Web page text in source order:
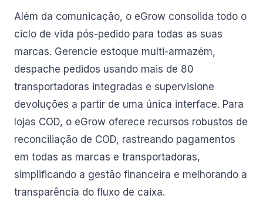
Além da comunicação, o eGrow consolida todo o
ciclo de vida pós-pedido para todas as suas
marcas. Gerencie estoque multi-armazém,
despache pedidos usando mais de 80
transportadoras integradas e supervisione
devoluções a partir de uma única interface. Para
lojas COD, o eGrow oferece recursos robustos de
reconciliação de COD, rastreando pagamentos
em todas as marcas e transportadoras,
simplificando a gestão financeira e melhorando a
transparência do fluxo de caixa.